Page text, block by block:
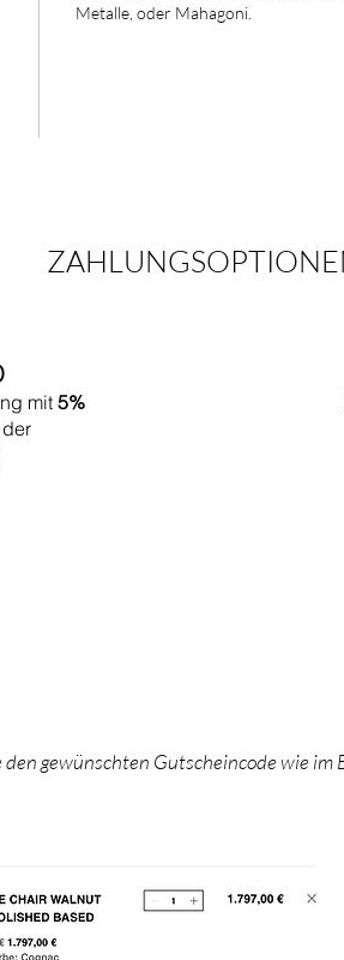
Metalle, oder Mahagoni.
mit 5%
den gewünschten Gutscheincode wie